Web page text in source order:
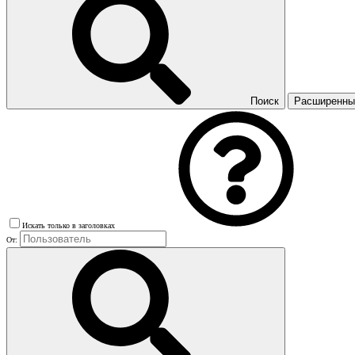
Поиск
Искать только в заголовках
От: